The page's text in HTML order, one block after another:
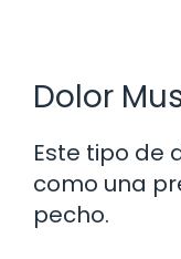
Dolor
Este tipo de
como una
pecho.